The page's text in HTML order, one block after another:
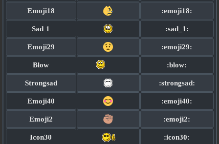
:emoji18:
Emoji18
:sad_1:
Sad 1
:emoji29:
Emoji29
:blow:
Blow
:strongsad:
Strongsad
:emoji40:
Emoji40
:emoji2:
Emoji2
:icon30:
Icon30